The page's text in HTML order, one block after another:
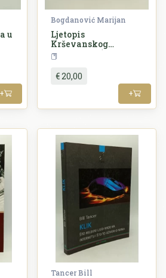
u
Bosna i Hercegovina
+
Bogdanović Marijan
Ljetopis
Krševanskog
samostana (1756-
1817)
€ 20,00
+
Tancer Bill